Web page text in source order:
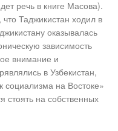
речь в книге Масова).
Таджикистан ходил в
оказывалась
зависимость
внимание и
в Узбекистан,
социализма на Востоке»
стоять на собственных